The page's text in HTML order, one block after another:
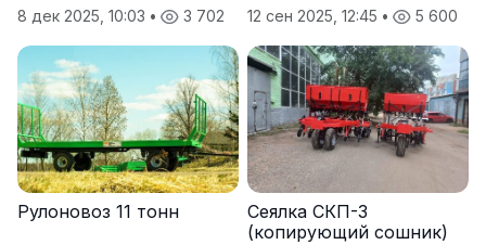
8 дек 2025, 10:03 • 3 702
12 сен 2025, 12:45 • 5 600
Рулоновоз 11 тонн
Сеялка СКП-3
(копирующий сошник)